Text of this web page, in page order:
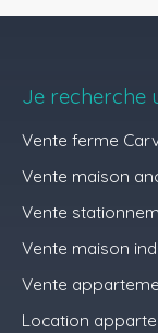
Je recherche
Vente ferme
Vente maison
Vente
Vente maison
Vente
Location